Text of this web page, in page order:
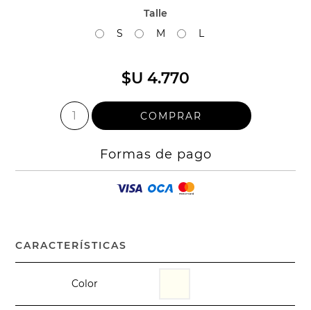
Talle
S
M L
$U 4.770
Formas de pago
CARACTERÍSTICAS
Color